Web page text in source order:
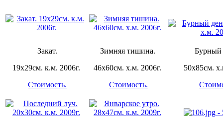
Закат.
19х29см. к.м. 2006г.
Стоимость.
Зимняя тишина.
46х60см. х.м. 2006г.
Стоимость.
Бурный
50х85см.